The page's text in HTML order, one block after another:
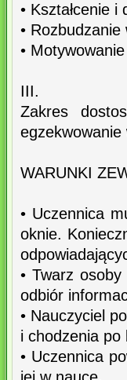
• Kształcenie
• Rozbudzanie
•
III.
Zakres
egzekwowanie
WARUNKI
• Uczennica
oknie.
• Twarz
odbiór
• Nauczyciel
i chodzenia po
• Uczennica